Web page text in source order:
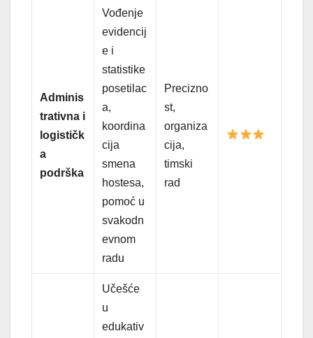
Adminis
trativna i
logističk
a
podrška
Vođenje
evidencij
e i
statistike
posetilac
a,
koordina
cija
smena
hostesa,
pomoć u
svakodn
evnom
radu
Precizno
st,
organiza
cija,
timski
rad
Učešće
u
edukativ